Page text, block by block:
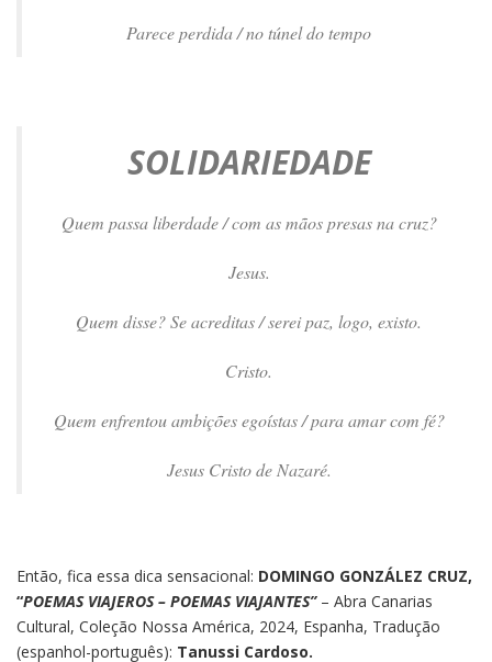
Parece perdida / no túnel do tempo
SOLIDARIEDADE
Quem passa liberdade / com as mãos presas na cruz?
Jesus.
Quem disse? Se acreditas / serei paz, logo, existo.
Cristo.
Quem enfrentou ambições egoístas / para amar com fé?
Jesus Cristo de Nazaré.
Então, fica essa dica sensacional: DOMINGO GONZÁLEZ CRUZ,
“POEMAS VIAJEROS – POEMAS VIAJANTES” – Abra Canarias
Cultural, Coleção Nossa América, 2024, Espanha, Tradução
(espanhol-português): Tanussi Cardoso.